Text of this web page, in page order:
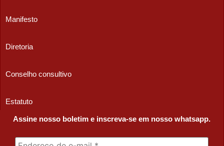
Manifesto
Diretoria
Conselho consultivo
Estatuto
Assine nosso boletim e inscreva-se em nosso whatsapp.